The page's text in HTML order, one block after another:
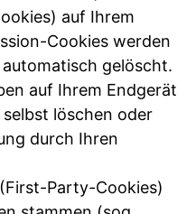
auf Ihrem
Cookies werden
gelöscht.
auf Ihrem Endgerät
löschen oder
durch Ihren
Party-Cookies)